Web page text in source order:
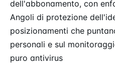
dell'abbonamento, con
Angoli di protezione
posizionamenti che
personali e sul
puro antivirus